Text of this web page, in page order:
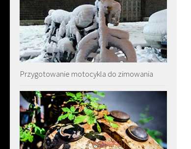
Przygotowanie motocykla do zimowania